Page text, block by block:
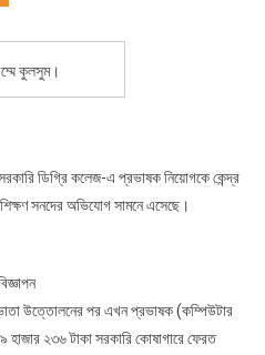
সুবিদখালী
সরকারি
নিয়োগে
কুলসুম।
ডিগ্রি কলেজ-এ প্রভাষক নিয়োগকে কেন্দ্র
সনদের অভিযোগ সামনে এসেছে।
উত্তোলনের পর এখন প্রভাষক (কম্পিউটার
২৩৬ টাকা সরকারি কোষাগারে ফেরত